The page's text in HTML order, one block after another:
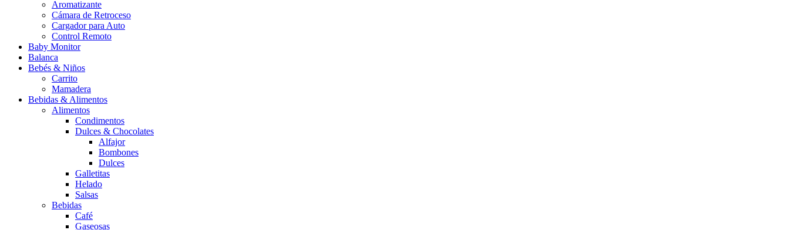
Aromatizante
Cámara de Retroceso
Cargador para Auto
Control Remoto
Baby Monitor
Balanca
Bebés & Niños
Carrito
Mamadera
Bebidas & Alimentos
Alimentos
Condimentos
Dulces & Chocolates
Alfajor
Bombones
Dulces
Galletitas
Helado
Salsas
Bebidas
Café
Gaseosas